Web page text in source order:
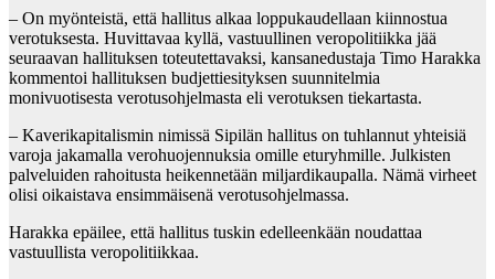
– On myönteistä, että hallitus alkaa loppukaudellaan kiinnostua
verotuksesta. Huvittavaa kyllä, vastuullinen veropolitiikka jää
seuraavan hallituksen toteutettavaksi, kansanedustaja Timo Harakka
kommentoi hallituksen budjettiesityksen suunnitelmia
monivuotisesta verotusohjelmasta eli verotuksen tiekartasta.
– Kaverikapitalismin nimissä Sipilän hallitus on tuhlannut yhteisiä
varoja jakamalla verohuojennuksia omille eturyhmille. Julkisten
palveluiden rahoitusta heikennetään miljardikaupalla. Nämä virheet
olisi oikaistava ensimmäisenä verotusohjelmassa.
Harakka epäilee, että hallitus tuskin edelleenkään noudattaa
vastuullista veropolitiikkaa.